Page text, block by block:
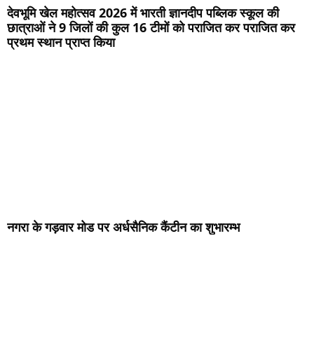
देवभूमि खेल महोत्सव 2026 में भारती ज्ञानदीप पब्लिक स्कूल की
छात्राओं ने 9 जिलों की कुल 16 टीमों को पराजित कर पराजित कर
प्रथम स्थान प्राप्त किया
नगरा के गड़वार मोड पर अर्धसैनिक कैंटीन का शुभारम्भ